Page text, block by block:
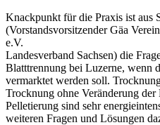
Knackpunkt für die Praxis ist aus
(Vorstandsvorsitzender Gäa
e.V.
Landesverband Sachsen) die
Blatttrennung bei Luzerne, wenn
vermarktet werden soll.
Trocknung ohne Veränderung
Pelletierung sind sehr
weiteren Fragen und Lösungen